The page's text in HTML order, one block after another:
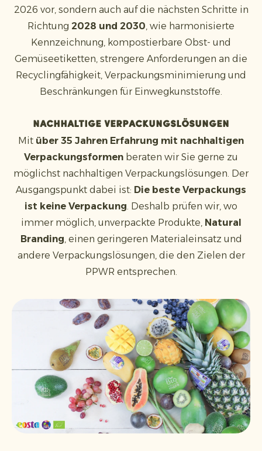
2026 vor, sondern auch auf die nächsten Schritte in
Richtung 2028 und 2030, wie harmonisierte
Kennzeichnung, kompostierbare Obst- und
Gemüseetiketten, strengere Anforderungen an die
Recyclingfähigkeit, Verpackungsminimierung und
Beschränkungen für Einwegkunststoffe.
Nachhaltige Verpackungslösungen
Mit über 35 Jahren Erfahrung mit nachhaltigen
Verpackungsformen beraten wir Sie gerne zu
möglichst nachhaltigen Verpackungslösungen. Der
Ausgangspunkt dabei ist: Die beste Verpackungs
ist keine Verpackung. Deshalb prüfen wir, wo
immer möglich, unverpackte Produkte, Natural
Branding, einen geringeren Materialeinsatz und
andere Verpackungslösungen, die den Zielen der
PPWR entsprechen.